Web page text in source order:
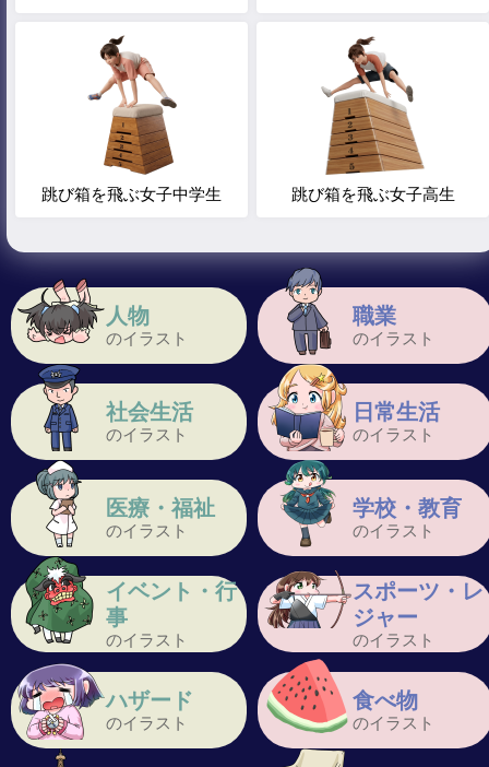
人物
のイラスト
職業
のイラスト
社会生活
のイラスト
日常生活
のイラスト
医療・福祉
のイラスト
学校・教育
のイラスト
イベント・行
事
のイラスト
スポーツ・レ
ジャー
のイラスト
ハザード
のイラスト
食べ物
のイラスト
跳び箱を飛ぶ女子中学生 跳び箱を飛ぶ女子高生